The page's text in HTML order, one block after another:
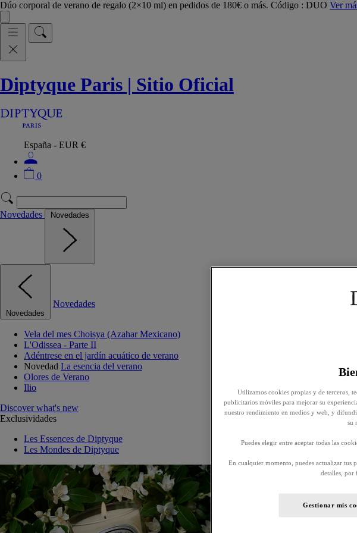
Dúo corporal de verano de regalo (2×10 ml) en pedidos de 180€ o más. Código : DUO Ver
Diptyque Paris | Sitio Oficial
España - EUR €
0
Novedades Novedades
Novedades
Novedades
Vela del mes Choisya (Azahar Mexicano)
L'Odissea - Parte II
Adéntrese en el jardín acuático de verano
Novedad La esencia del verano
Olores de Verano
Ilio
Discover what's new
Exclusividades
Les Essences de Diptyque
Les Mondes de Diptyque
Utilizamos cookies propias y de terceros,
publicitarios móviles para mejorar su
nuestro rendimiento en medios y web, y
su
Puedes elegir entre aceptar todas las
En cualquier momento, puedes actualizar tus
detalles, por
Gestionar mis